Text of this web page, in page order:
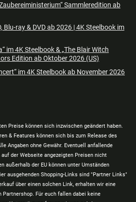
Sammleredition ab
Blu-ray & DVD ab 2026 | 4K Steelbook im
im 4K Steelbook & „The Blair Witch
Edition ab Oktober 2026 (US)
im 4K Steelbook ab November 2026
Preise können sich inzwischen geändert haben.
& Features können sich bis zum Release des
Angaben ohne Gewähr. Eventuell anfallende
der Webseite angezeigten Preisen nicht
außerhalb der EU können unter Umständen
ausgehenden Shopping-Links sind "Partner Links"
über einen solchen Link, erhalten wir eine
Partnershop. Für euch fallen dabei keine